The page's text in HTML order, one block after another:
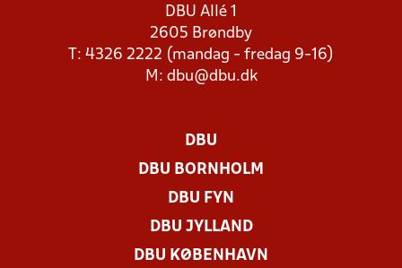
DBU Allé 1
2605 Brøndby
T: 4326 2222 (mandag - fredag 9-16)
M: dbu@dbu.dk
DBU
DBU BORNHOLM
DBU FYN
DBU JYLLAND
DBU KØBENHAVN